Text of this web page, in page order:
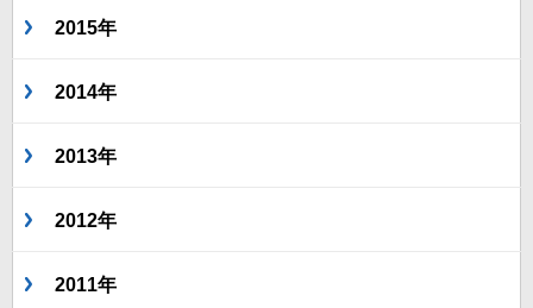
2015年
2014年
2013年
2012年
2011年